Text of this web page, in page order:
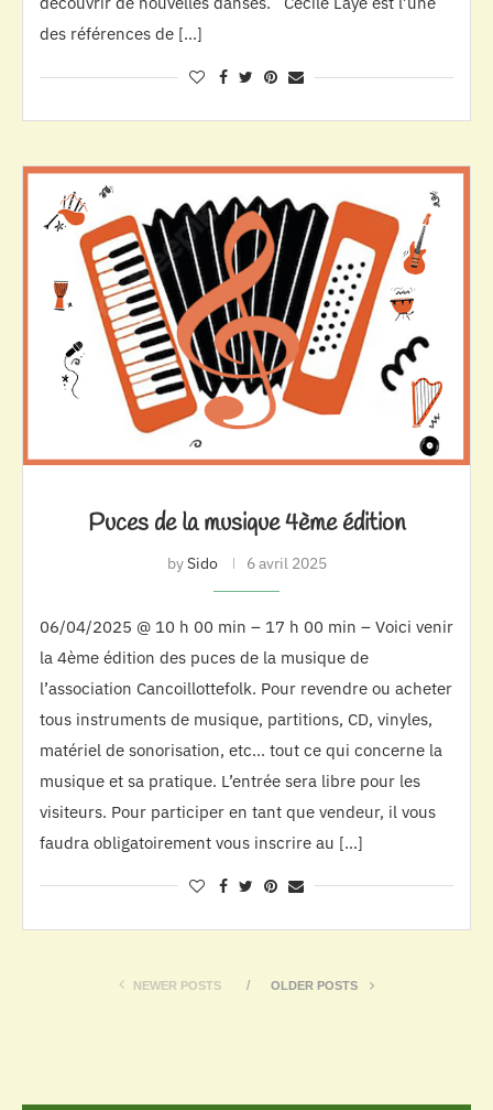
des références de […]
Puces de la musique 4ème édition
bySido 6 avril 2025
06/04/2025 @ 10 h 00 min – 17 h 00 min – Voici venir
la 4ème édition des puces de la musique de
l’association Cancoillottefolk. Pour revendre ou acheter
tous instruments de musique, partitions, CD, vinyles,
matériel de sonorisation, etc… tout ce qui concerne la
musique et sa pratique. L’entrée sera libre pour les
visiteurs. Pour participer en tant que vendeur, il vous
faudra obligatoirement vous inscrire au […]
NEWER POSTS OLDER POSTS